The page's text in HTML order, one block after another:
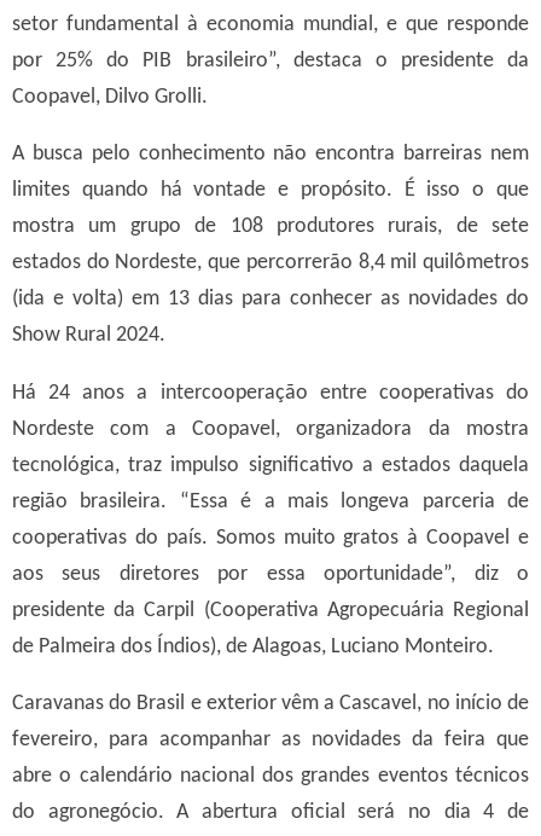
setor fundamental à economia mundial, e que responde
por 25% do PIB brasileiro”, destaca o presidente da
Coopavel, Dilvo Grolli.
A busca pelo conhecimento não encontra barreiras nem
limites quando há vontade e propósito. É isso o que
mostra um grupo de 108 produtores rurais, de sete
estados do Nordeste, que percorrerão 8,4 mil quilômetros
(ida e volta) em 13 dias para conhecer as novidades do
Show Rural 2024.
Há 24 anos a intercooperação entre cooperativas do
Nordeste com a Coopavel, organizadora da mostra
tecnológica, traz impulso significativo a estados daquela
região brasileira. “Essa é a mais longeva parceria de
cooperativas do país. Somos muito gratos à Coopavel e
aos seus diretores por essa oportunidade”, diz o
presidente da Carpil (Cooperativa Agropecuária Regional
de Palmeira dos Índios), de Alagoas, Luciano Monteiro.
Caravanas do Brasil e exterior vêm a Cascavel, no início de
fevereiro, para acompanhar as novidades da feira que
abre o calendário nacional dos grandes eventos técnicos
do agronegócio. A abertura oficial será no dia 4 de